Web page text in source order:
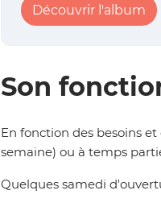
Découvrir l'album
Son
En fonction des besoins
semaine) ou à temps
Quelques samedi